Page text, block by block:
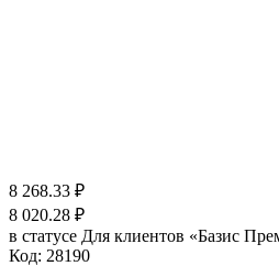
8 268.33 ₽
8 020.28 ₽
в статусе Для клиентов «Базис
Код: 28190